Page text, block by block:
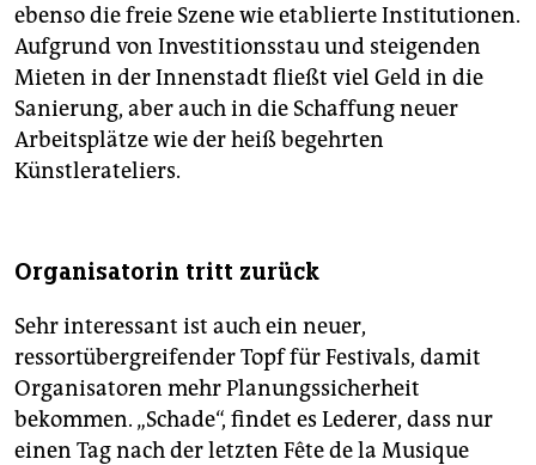
ebenso die freie Szene wie etablierte Institutionen.
Aufgrund von Investitionsstau und steigenden
Mieten in der Innenstadt fließt viel Geld in die
Sanierung, aber auch in die Schaffung neuer
Arbeitsplätze wie der heiß begehrten
Künstlerateliers.
Organisatorin tritt zurück
Sehr interessant ist auch ein neuer,
ressortübergreifender Topf für Festivals, damit
Organisatoren mehr Planungssicherheit
bekommen. „Schade“, findet es Lederer, dass nur
einen Tag nach der letzten Fête de la Musique